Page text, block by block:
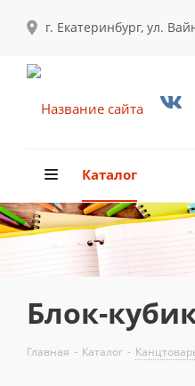
г. Екатеринбург, ул.
Каталог
Блок-
Главная - Каталог -